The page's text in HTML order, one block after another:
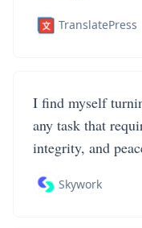
TranslatePress
I find myself
any task that
integrity, and
Skywork